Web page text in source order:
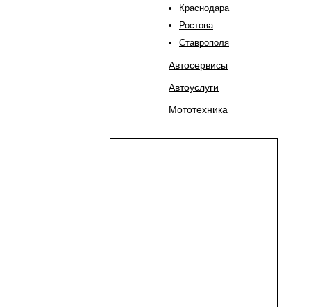
Краснодара
Ростова
Ставрополя
Автосервисы
Автоуслуги
Мототехника